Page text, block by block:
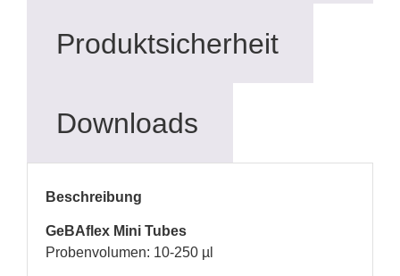
Produktsicherheit
Downloads
Beschreibung
GeBAflex Mini Tubes
Probenvolumen: 10-250 µl